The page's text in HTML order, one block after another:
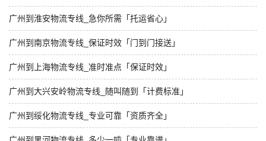
广州到淮安物流专线_急你所需「托运省心」
广州到南京物流专线_保证时效「门到门接送」
广州到上海物流专线_准时准点「保证时效」
广州到大兴安岭物流专线_随叫随到「计费标准」
广州到绥化物流专线_专业可靠「资质齐全」